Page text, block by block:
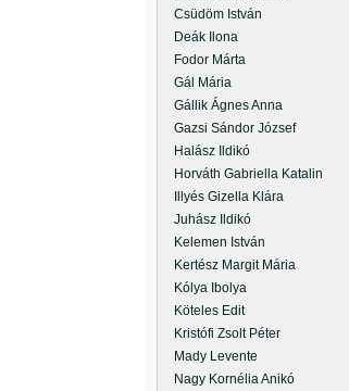
Csüdöm István
Deák Ilona
Fodor Márta
Gál Mária
Gállik Ágnes Anna
Gazsi Sándor József
Halász Ildikó
Horváth Gabriella Katalin
Illyés Gizella Klára
Juhász Ildikó
Kelemen István
Kertész Margit Mária
Kólya Ibolya
Köteles Edit
Kristófi Zsolt Péter
Mady Levente
Nagy Kornélia Anikó